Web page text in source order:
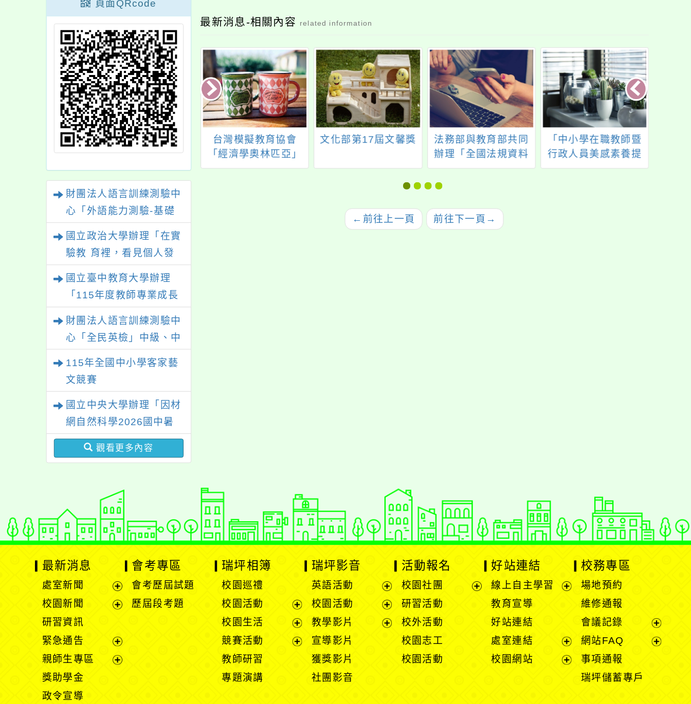
頁面QRcode
財團法人語言訓練測驗中
心「外語能力測驗-基礎
國立政治大學辦理「在實
驗教 育裡，看見個人發
展的可能性」
國立臺中教育大學辦理
「115年度教師專業成長
財團法人語言訓練測驗中
心「全民英檢」中級、中
115年全國中小學客家藝
文競賽
國立中央大學辦理「因材
網自然科學2026國中暑
期課程」
觀看更多內容
最新消息-相關內容 related information
中教育大學辦
學年度國民中
語文專題講座
習課程計畫」
國立臺中科技大學辦
理「越南語能力檢定
測驗」
台灣模擬教育協會
「經濟學奧林匹亞」
（Economics
文化部第17屆文馨獎 法務部與教育部共同
辦理「全國法規資料
庫創意教學工作坊」
「中小學在職教師暨
行政人員美感素養提
升計畫」-【美感領航
← 前往上一頁 前往下一頁 →
最新消息
處室新聞
展
單
校園新聞
開
選
單
研習資訊
緊急通告
展
開
親師生專區
獎助學金
政令宣導
會考專區
會考歷屆試題
歷屆段考題
瑞坪相簿
校園巡禮
校園活動
展
開
選
校園生活
展
開
競賽活動
教師研習
專題演講
瑞坪影音
英語活動
展
選
校園活動
展
開
教學影片
宣導影片
獲獎影片
社團影音
活動報名
校園社團
研習活動
校外活動
校園志工
校園活動
好站連結
線上自主學習
單
教育宣導
好站連結
處室連結
展
開
校園網站
校務專區
場地預約
維修通報
會議記錄
展
開
網站FAQ
事項通報
瑞坪儲蓄專戶